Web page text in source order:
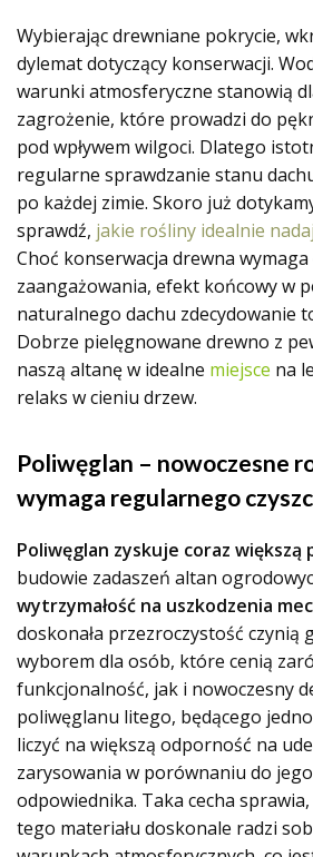
Wybierając drewniane pokrycie,
dylemat dotyczący konserwacji.
warunki atmosferyczne stanowią
zagrożenie, które prowadzi do
pod wpływem wilgoci. Dlatego
regularne sprawdzanie stanu
po każdej zimie. Skoro już
sprawdź, jakie rośliny idealnie
Choć konserwacja drewna wymaga
zaangażowania, efekt końcowy w
naturalnego dachu zdecydowanie
Dobrze pielęgnowane drewno z
naszą altanę w idealne miejsce na
relaks w cieniu drzew.
Poliwęglan – nowoczesne
wymaga regularnego
Poliwęglan zyskuje coraz większą
budowie zadaszeń altan
wytrzymałość na uszkodzenia
doskonała przezroczystość czynią
wyborem dla osób, które cenią
funkcjonalność, jak i nowoczesny
poliwęglanu litego, będącego
liczyć na większą odporność na
zarysowania w porównaniu do
odpowiednika. Taka cecha
tego materiału doskonale radzi